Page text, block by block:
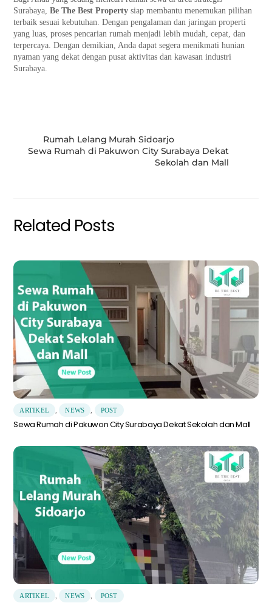
Surabaya,Be The Best Property siap membantu menemukan pilihan
terbaik sesuai kebutuhan. Dengan pengalaman dan jaringan properti
yang luas, proses pencarian rumah menjadi lebih mudah, cepat, dan
terpercaya. Dengan demikian, Anda dapat segera menikmati hunian
nyaman yang dekat dengan pusat aktivitas dan kawasan industri
Surabaya.
Rumah Lelang Murah Sidoarjo
Sewa Rumah di Pakuwon City Surabaya Dekat
Sekolah dan Mall
Related Posts
ARTIKEL NEWS POST
Sewa Rumah di Pakuwon City Surabaya Dekat Sekolah dan Mall
ARTIKEL NEWS POST